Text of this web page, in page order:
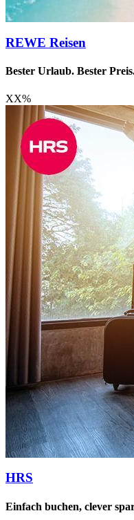
REWE Reisen
Bester Urlaub. Bester
XX%
HRS
Einfach buchen, clever